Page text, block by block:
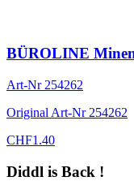
BÜROLINE
Art-Nr 254262
Original Art-Nr 254262
CHF1.40
Diddl is Back !